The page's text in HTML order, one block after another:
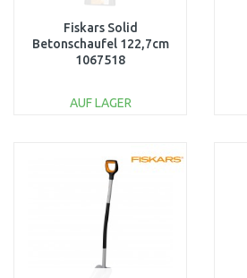
Fiskars Solid
Betonschaufel 122,7cm
1067518
AUF LAGER
Vergleichen